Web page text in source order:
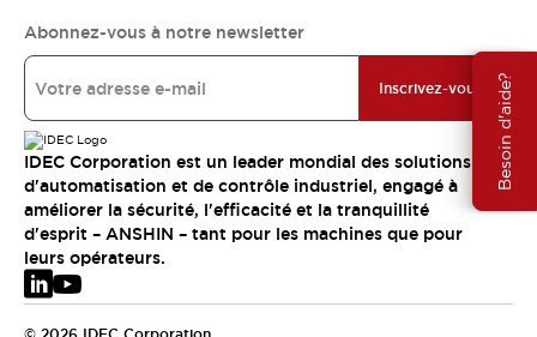
Besoin d'aide?
Abonnez-vous à notre newsletter
Inscrivez-vous
IDEC Corporation est un leader mondial des solutions
d'automatisation et de contrôle industriel, engagé à
améliorer la sécurité, l'efficacité et la tranquillité
d'esprit – ANSHIN – tant pour les machines que pour
leurs opérateurs.